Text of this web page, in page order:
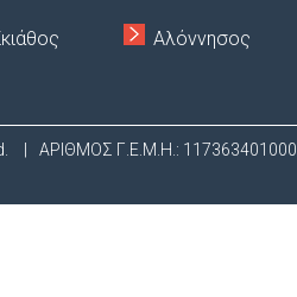
Αλόννησος
ΑΡΙΘΜΟΣ Γ.Ε.Μ.Η.: 117363401000